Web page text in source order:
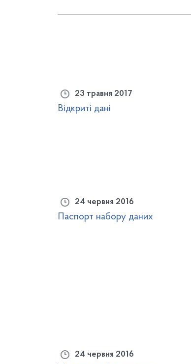
23 травня 2017
Відкриті дані
24 червня 2016
Паспорт набору даних
24 червня 2016